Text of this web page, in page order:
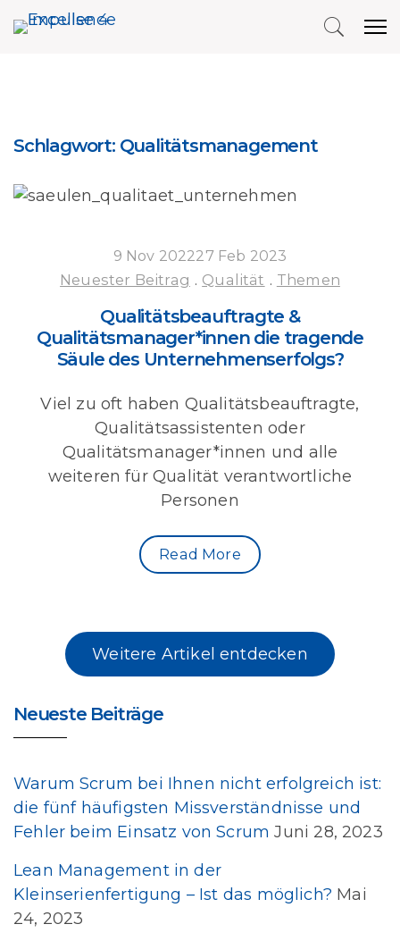
Schlagwort: Qualitätsmanagement
9 Nov 202227 Feb 2023
Neuester Beitrag . Qualität . Themen
Qualitätsbeauftragte &
Qualitätsmanager*innen die tragende
Säule des Unternehmenserfolgs?
Viel zu oft haben Qualitätsbeauftragte,
Qualitätsassistenten oder
Qualitätsmanager*innen und alle
weiteren für Qualität verantwortliche
Personen
Read More
Weitere Artikel entdecken
Neueste Beiträge
Warum Scrum bei Ihnen nicht erfolgreich ist:
die fünf häufigsten Missverständnisse und
Fehler beim Einsatz von Scrum Juni 28, 2023
Lean Management in der
Kleinserienfertigung – Ist das möglich? Mai
24, 2023